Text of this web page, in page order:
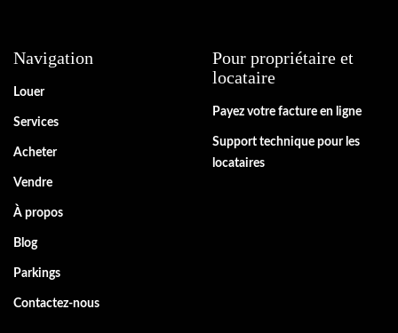
Navigation
Louer
Services
Acheter
Vendre
À propos
Blog
Parkings
Contactez-nous
Pour propriétaire et
locataire
Payez votre facture en ligne
Support technique pour les
locataires